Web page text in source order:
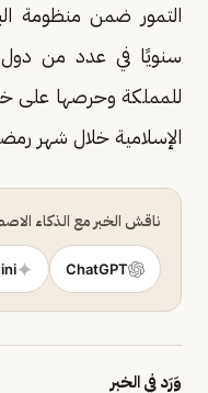
التمور ضمن منظومة
سنويًا في عدد من دول
للمملكة وحرصها على
الإسلامية خلال شهر
ناقش الخبر مع الذكاء
ChatGPT
وَرَد في الخبر